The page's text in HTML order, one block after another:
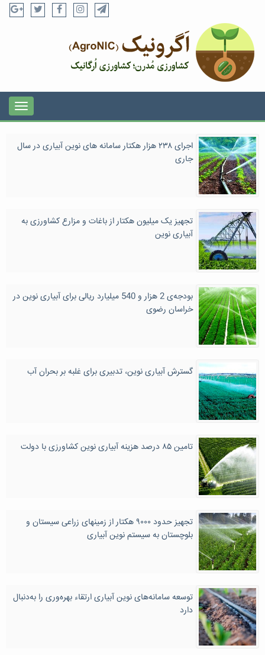
اجرای ۲۳۸ هزار هکتار سامانه های نوین آبیاری در سال
جاری
تجهیز یک میلیون هکتار از باغات و مزارع کشاورزی به
آبیاری نوین
بودجه‌ی 2 هزار و 540 میلیارد ریالی برای آبیاری نوین در
خراسان رضوی
گسترش آبیاری نوین، تدبیری برای غلبه بر بحران آب
تامین ۸۵ درصد هزینه آبیاری نوین کشاورزی با دولت
تجهیز حدود ۹۰۰۰ هکتار از زمینهای زراعی سیستان و
بلوچستان به سیستم نوین آبیاری
توسعه سامانه‌های نوین آبیاری ارتقاء بهره‌وری را به‌دنبال
دارد